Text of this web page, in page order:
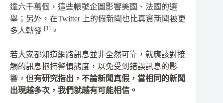
達六千萬個，這些帳號企圖影響美國、法國的選
舉；另外，在Twitter
上的假新聞也比真實新聞被更
多人轉發 [1] 。
若大家都知道網路訊息並非全然可靠，就應該對接
觸的訊息抱持警慎態度，以免受到錯誤訊息的影
響。但有研究指出，不論新聞真假，當相同的新聞
出現越多次，我們就越有可能相信。